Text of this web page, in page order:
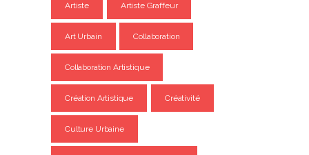
Artiste Artiste Graffeur
Art Urbain Collaboration
Collaboration Artistique
Création Artistique Créativité
Culture Urbaine